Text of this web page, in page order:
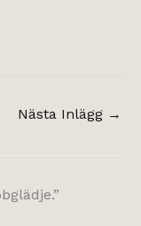
Nästa Inlägg →